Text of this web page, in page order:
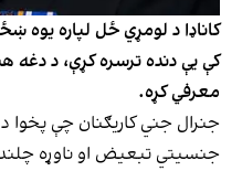
کاناډا د لومړي ځل لپاره یوه
کې یې دنده ترسره کړې، د دغه
معرفي کړه.
جنرال جني کاریګنان چې پخوا
جنسیتي تبعیض او ناوړه